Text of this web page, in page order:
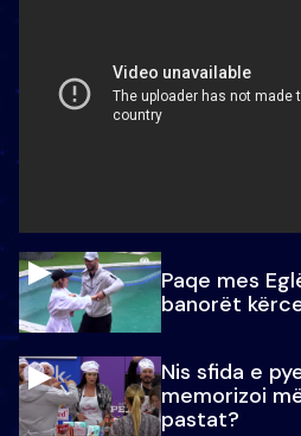
Paqe mes
banorët
Nis sfida e
memorizoi
pastat?